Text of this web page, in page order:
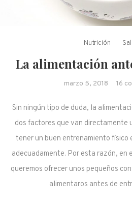
Nutrición
La alimentación
marzo 5, 2018 16
Sin ningún tipo de duda, la
dos factores que van directamente
tener un buen entrenamiento físico
adecuadamente. Por esta razón, en
queremos ofrecer unos pequeños
alimentaros antes de